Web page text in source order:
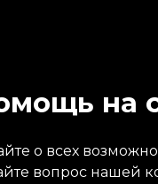
на
о всех
вопрос нашей